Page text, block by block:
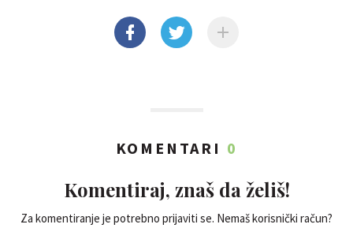
KOMENTARI 0
Komentiraj, znaš da želiš!
Za komentiranje je potrebno prijaviti se. Nemaš korisnički račun?